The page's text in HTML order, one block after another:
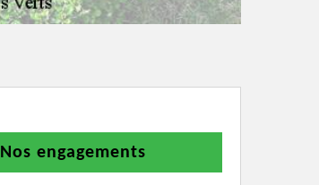
Nos engagements